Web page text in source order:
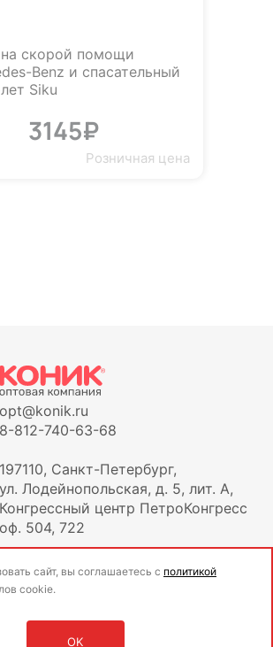
скорой помощи
Benz и спасательный
Siku
3145₽
Розничная цена
opt@konik.ru
8-812-740-63-68
197110, Санкт-Петербург,
ул. Лодейнопольская, д. 5, лит. А,
Конгрессный центр ПетроКонгресс
оф. 504, 722
сайт, вы соглашаетесь с политикой
cookie.
OK